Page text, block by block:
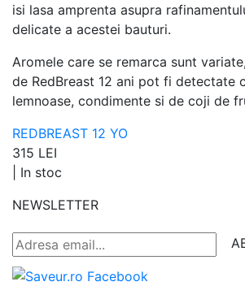
isi lasa amprenta asupra
delicate a acestei bauturi.
Aromele care se remarca sunt
de RedBreast 12 ani pot fi detectate
lemnoase, condimente si de coji de
REDBREAST 12 YO
315 LEI
In stoc
NEWSLETTER